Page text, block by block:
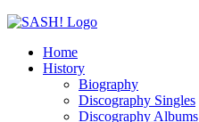
Home
History
Biography
Discography Singles
Discography Albums